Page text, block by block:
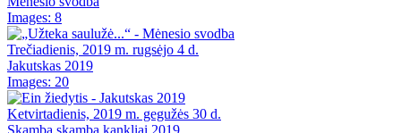
Images: 8
Trečiadienis, 2019 m. rugsėjo 4 d.
Jakutskas 2019
Images: 20
Ketvirtadienis, 2019 m. gegužės 30 d.